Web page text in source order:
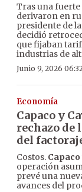
Tras una fuerte
derivaron en
presidente de
decidió
que fijaban
industrias de
Junio 9, 2026
Economía
Capaco y
rechazo de
del
Costos. Capaco
operación
prevé una
avances del